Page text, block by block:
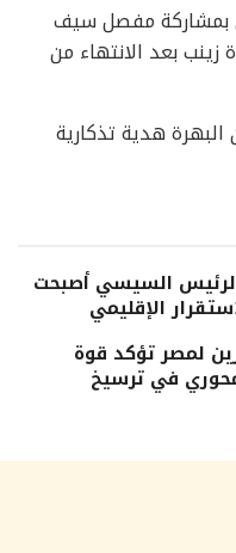
بمشاركة مفصل سيف
بعد الانتهاء من
هدية تذكارية
السيسي أصبحت
الإقليمي
لمصر تؤكد قوة
في ترسيخ